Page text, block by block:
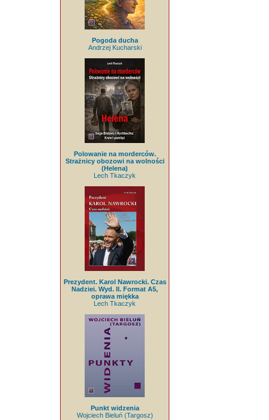
Pogoda ducha
Andrzej Kucharski
Polowanie na morderców.
Strażnicy obozowi na wolności
(Helena)
Lech Tkaczyk
Prezydent. Karol Nawrocki. Czas
Nadziei. Wyd. II. Format A5,
oprawa miękka
Lech Tkaczyk
Punkt widzenia
Wojciech Bieluń (Targosz)